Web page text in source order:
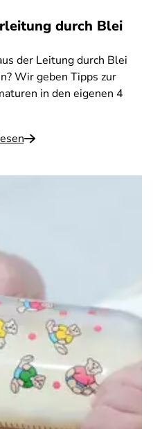
durch Blei
der Leitung durch Blei
Wir geben Tipps zur
in den eigenen 4